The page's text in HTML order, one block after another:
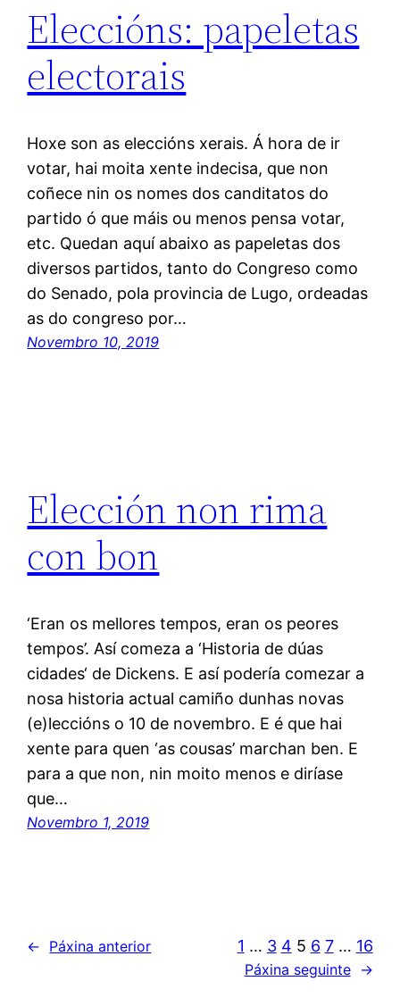
Eleccións: papeletas
electorais
Hoxe son as eleccións xerais. Á hora de ir
votar, hai moita xente indecisa, que non
coñece nin os nomes dos canditatos do
partido ó que máis ou menos pensa votar,
etc. Quedan aquí abaixo as papeletas dos
diversos partidos, tanto do Congreso como
do Senado, pola provincia de Lugo, ordeadas
as do congreso por…
Novembro 10, 2019
Elección non rima
con bon
‘Eran os mellores tempos, eran os peores
tempos’. Así comeza a ‘Historia de dúas
cidades‘ de Dickens. E así podería comezar a
nosa historia actual camiño dunhas novas
(e)leccións o 10 de novembro. E é que hai
xente para quen ‘as cousas’ marchan ben. E
para a que non, nin moito menos e diríase
que…
Novembro 1, 2019
← Páxina anterior 1 … 3 4 5 6 7 … 16
Páxina seguinte →